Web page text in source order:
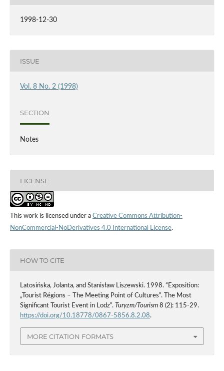
1998-12-30
ISSUE
Vol. 8 No. 2 (1998)
SECTION
Notes
LICENSE
This work is licensed under a Creative Commons Attribution-
NonCommercial-NoDerivatives 4.0 International License.
HOW TO CITE
Latosińska, Jolanta, and Stanisław Liszewski. 1998. “Exposition:
„Tourist Régions – The Meeting Point of Cultures”. The Most
Significant Tourist Event in Lodz”. Turyzm/Tourism8 (2): 115-29.
https://doi.org/10.18778/0867-5856.8.2.08.
MORE CITATION FORMATS